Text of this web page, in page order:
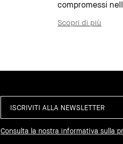
compromessi
Scopri di più
Consulta la nostra informativa sulla